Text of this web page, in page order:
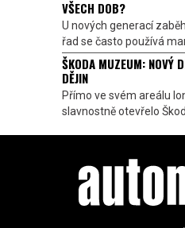
VŠECH DOB?
U nových generací
řad se často používá
ŠKODA MUZEUM: NOVÝ
DĚJIN
Přímo ve svém areálu
slavnostně otevřelo